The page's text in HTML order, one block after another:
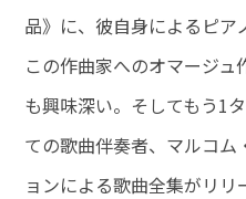
品》に、彼自身によるピア
この作曲家へのオマージ
も興味深い。そしてもう1
ての歌曲伴奏者、マルコム
ョンによる歌曲全集がリリ